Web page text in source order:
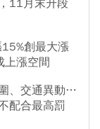
11月末升段
創最大漲
上漲空間
、交通異動…
配合最高罰